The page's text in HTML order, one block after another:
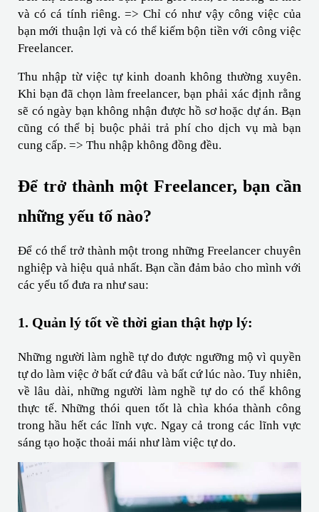
và có cá tính riêng. => Chỉ có như vậy công việc của
bạn mới thuận lợi và có thể kiếm bộn tiền với công việc
Freelancer.
Thu nhập từ việc tự kinh doanh không thường xuyên.
Khi bạn đã chọn làm freelancer, bạn phải xác định rằng
sẽ có ngày bạn không nhận được hồ sơ hoặc dự án. Bạn
cũng có thể bị buộc phải trả phí cho dịch vụ mà bạn
cung cấp. => Thu nhập không đồng đều.
Để trở thành một Freelancer, bạn cần
những yếu tố nào?
Để có thể trở thành một trong những Freelancer chuyên
nghiệp và hiệu quả nhất. Bạn cần đảm bảo cho mình với
các yếu tố đưa ra như sau:
1. Quản lý tốt về thời gian thật hợp lý:
Những người làm nghề tự do được ngưỡng mộ vì quyền
tự do làm việc ở bất cứ đâu và bất cứ lúc nào. Tuy nhiên,
về lâu dài, những người làm nghề tự do có thể không
thực tế. Những thói quen tốt là chìa khóa thành công
trong hầu hết các lĩnh vực. Ngay cả trong các lĩnh vực
sáng tạo hoặc thoải mái như làm việc tự do.